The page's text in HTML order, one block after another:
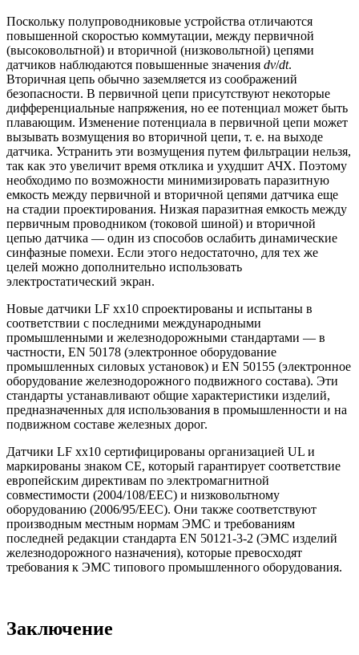
Поскольку полупроводниковые устройства отличаются
повышенной скоростью коммутации, между первичной
(высоковольтной) и вторичной (низковольтной) цепями
датчиков наблюдаются повышенные значения dv/dt.
Вторичная цепь обычно заземляется из соображений
безопасности. В первичной цепи присутствуют некоторые
дифференциальные напряжения, но ее потенциал может быть
плавающим. Изменение потенциала в первичной цепи может
вызывать возмущения во вторичной цепи, т. е. на выходе
датчика. Устранить эти возмущения путем фильтрации нельзя,
так как это увеличит время отклика и ухудшит АЧХ. Поэтому
необходимо по возможности минимизировать паразитную
емкость между первичной и вторичной цепями датчика еще
на стадии проектирования. Низкая паразитная емкость между
первичным проводником (токовой шиной) и вторичной
цепью датчика — один из способов ослабить динамические
синфазные помехи. Если этого недостаточно, для тех же
целей можно дополнительно использовать
электростатический экран.
Новые датчики LF xx10 спроектированы и испытаны в
соответствии с последними международными
промышленными и железнодорожными стандартами — в
частности, EN 50178 (электронное оборудование
промышленных силовых установок) и EN 50155 (электронное
оборудование железнодорожного подвижного состава). Эти
стандарты устанавливают общие характеристики изделий,
предназначенных для использования в промышленности и на
подвижном составе железных дорог.
Датчики LF xx10 сертифицированы организацией UL и
маркированы знаком CE, который гарантирует соответствие
европейским директивам по электромагнитной
совместимости (2004/108/EEC) и низковольтному
оборудованию (2006/95/EEC). Они также соответствуют
производным местным нормам ЭМС и требованиям
последней редакции стандарта EN 50121-3-2 (ЭМС изделий
железнодорожного назначения), которые превосходят
требования к ЭМС типового промышленного оборудования.
Заключение